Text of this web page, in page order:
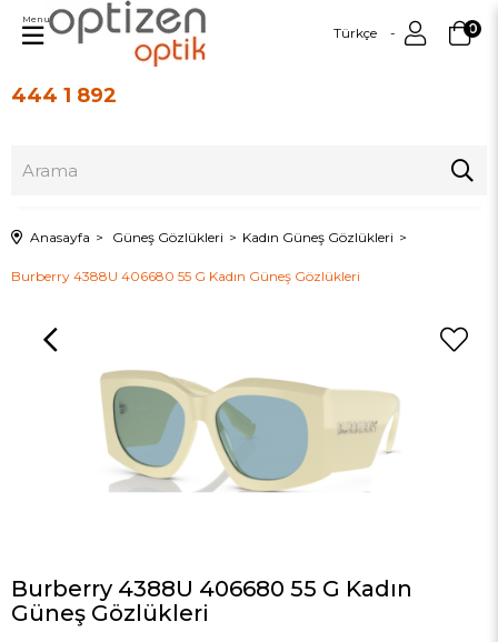
444 1 892
Türkçe 0
Menu
Anasayfa Güneş Gözlükleri Kadın Güneş Gözlükleri
Burberry 4388U 406680 55 G Kadın Güneş Gözlükleri
Burberry 4388U 406680 55 G Kadın
Güneş Gözlükleri